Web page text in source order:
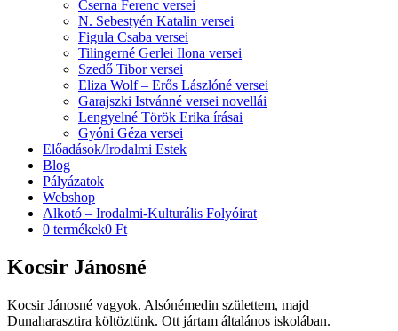
Cserna Ferenc versei
N. Sebestyén Katalin versei
Figula Csaba versei
Tilingerné Gerlei Ilona versei
Szedő Tibor versei
Eliza Wolf – Erős Lászlóné versei
Garajszki Istvánné versei novellái
Lengyelné Török Erika írásai
Gyóni Géza versei
Előadások/Irodalmi Estek
Blog
Pályázatok
Webshop
Alkotó – Irodalmi-Kulturális Folyóirat
0 termékek0 Ft
Kocsir Jánosné
Kocsir Jánosné vagyok. Alsónémedin születtem, majd
Dunaharasztira költöztünk. Ott jártam általános iskolában.